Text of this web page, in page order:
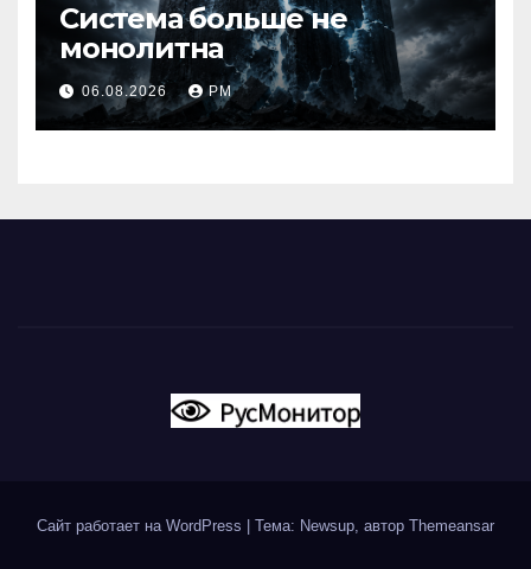
Система больше не
монолитна
06.08.2026 РМ
Сайт работает на WordPress Тема: Newsup, автор Themeansar